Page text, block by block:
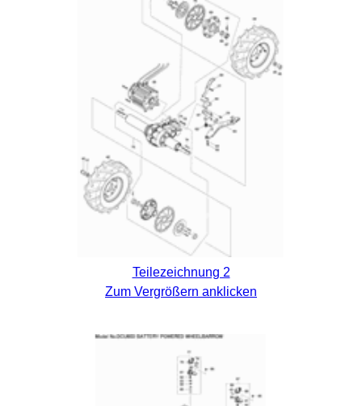
Teilezeichnung 2
Zum Vergrößern anklicken